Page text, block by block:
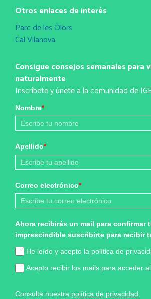
Otros enlaces de interés
Parc de les Olors
Cal Vilanova
Consigue consejos semanales para
naturalmente
Inscríbete y únete a la comunidad de
Nombre*
Apellido*
Correo electrónico*
Ahora recibirás un mail para confirmar
imprescindible suscribirte para recibir
He leído y acepto la política de
Acepto recibir los mails para acceder
Consulta nuestra política de privacidad.